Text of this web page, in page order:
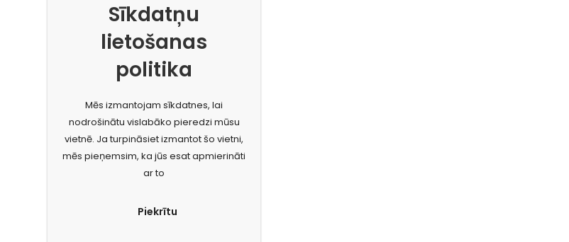
Sīkdatņu
lietošanas
politika
Mēs izmantojam sīkdatnes, lai
nodrošinātu vislabāko pieredzi mūsu
vietnē. Ja turpināsiet izmantot šo vietni,
mēs pieņemsim, ka jūs esat apmierināti
ar to
Piekrītu